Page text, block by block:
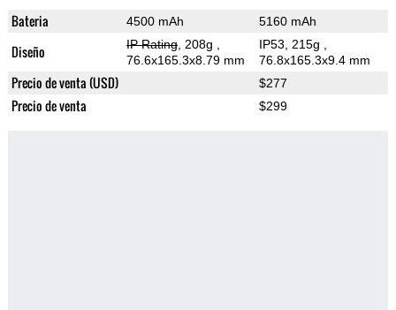
Bateria 4500 mAh 5160 mAh
Diseño IP Rating, 208g
76.6x165.3x8.79 mm
IP53, 215g
76.8x165.3x9.4 mm
Precio de venta (USD) $277
Precio de venta $299